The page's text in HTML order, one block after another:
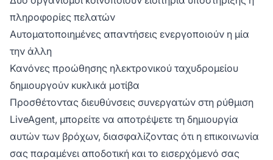
πληροφορίες πελατών
Αυτοματοποιημένες απαντήσεις ενεργοποιούν η μία
την άλλη
Κανόνες προώθησης ηλεκτρονικού ταχυδρομείου
δημιουργούν κυκλικά μοτίβα
Προσθέτοντας διευθύνσεις συνεργατών στη ρύθμιση
LiveAgent, μπορείτε να αποτρέψετε τη δημιουργία
αυτών των βρόχων, διασφαλίζοντας ότι η επικοινωνία
σας παραμένει αποδοτική και το εισερχόμενό σας